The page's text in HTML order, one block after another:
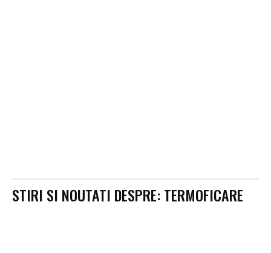
STIRI SI NOUTATI DESPRE:TERMOFICARE